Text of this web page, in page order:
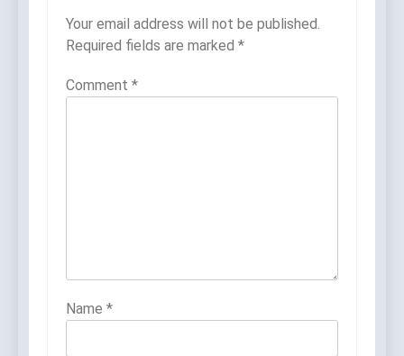
Your email address will not be published.
Required fields are marked *
Comment *
Name *